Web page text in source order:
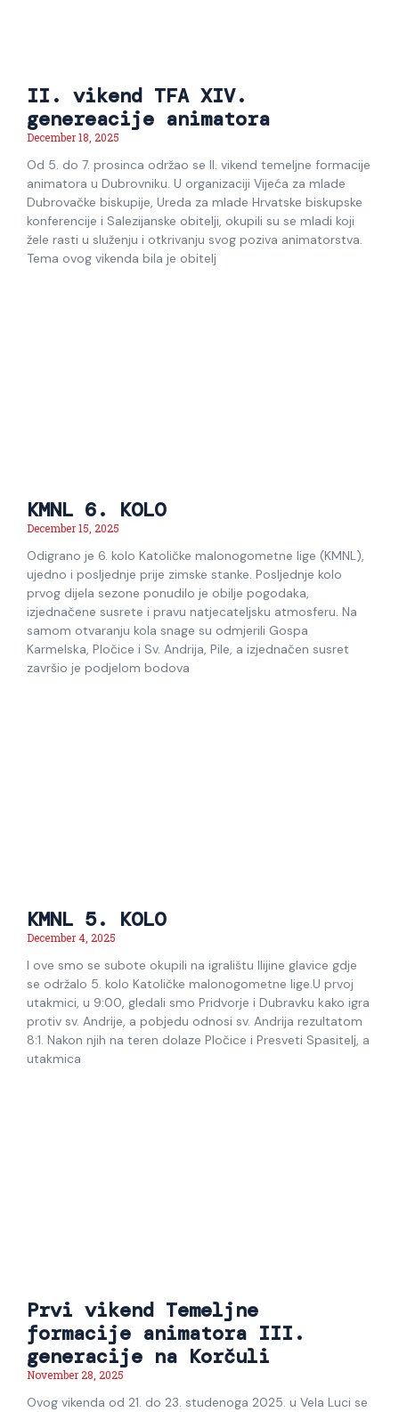
II. vikend TFA XIV.
genereacije animatora
December 18, 2025
Od 5. do 7. prosinca održao se II. vikend temeljne formacije
animatora u Dubrovniku. U organizaciji Vijeća za mlade
Dubrovačke biskupije, Ureda za mlade Hrvatske biskupske
konferencije i Salezijanske obitelji, okupili su se mladi koji
žele rasti u služenju i otkrivanju svog poziva animatorstva.
Tema ovog vikenda bila je obitelj
KMNL 6. KOLO
December 15, 2025
Odigrano je 6. kolo Katoličke malonogometne lige (KMNL),
ujedno i posljednje prije zimske stanke. Posljednje kolo
prvog dijela sezone ponudilo je obilje pogodaka,
izjednačene susrete i pravu natjecateljsku atmosferu. Na
samom otvaranju kola snage su odmjerili Gospa
Karmelska, Pločice i Sv. Andrija, Pile, a izjednačen susret
završio je podjelom bodova
KMNL 5. KOLO
December 4, 2025
I ove smo se subote okupili na igralištu Ilijine glavice gdje
se održalo 5. kolo Katoličke malonogometne lige.U prvoj
utakmici, u 9:00, gledali smo Pridvorje i Dubravku kako igra
protiv sv. Andrije, a pobjedu odnosi sv. Andrija rezultatom
8:1. Nakon njih na teren dolaze Pločice i Presveti Spasitelj, a
utakmica
Prvi vikend Temeljne
formacije animatora III.
generacije na Korčuli
November 28, 2025
Ovog vikenda od 21. do 23. studenoga 2025. u Vela Luci se